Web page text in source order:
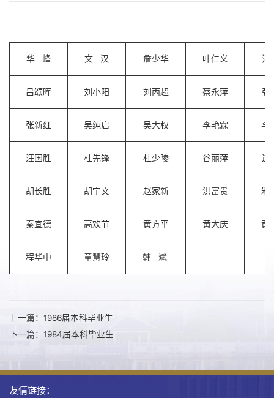
华 峰 文 汉 詹少华 叶仁义 江
吕颂晖 刘小阳 刘丙超 蔡永萍
张新红 吴纯启 吴大权 李艳霖 李
汪国胜 杜先锋 杜少陵 谷丽萍 连
胡长胜 胡宇文 赵家新 洪富贵 邾
秦宜德 高欢节 黄方平 黄大庆 黄
程华中 童慧玲 韩 斌
上一篇：1986届本科毕业生
下一篇：1984届本科毕业生
友情链接：